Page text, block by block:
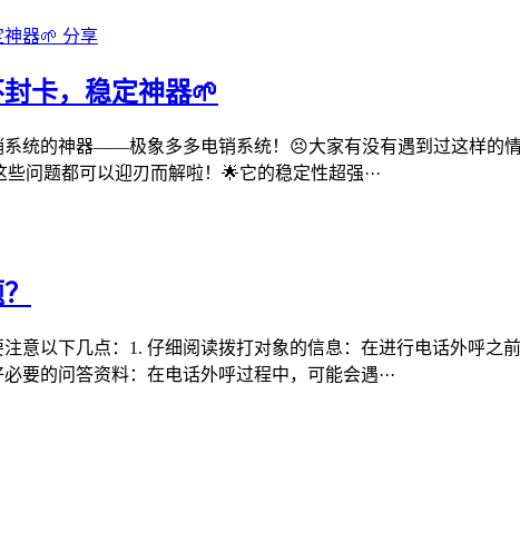
分享
卡，稳定神器🌱
统的神器——极象多多电销系统！😣大家有没有遇到过这样的
问题都可以迎刃而解啦！🌟它的稳定性超强···
意以下几点：1. 仔细阅读拨打对象的信息：在进行电话外呼
要的问答资料：在电话外呼过程中，可能会遇···